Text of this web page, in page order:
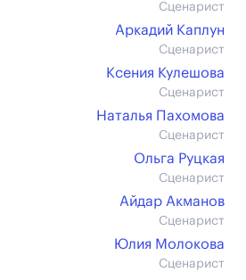
Сценарист
Аркадий Каплун
Сценарист
Ксения Кулешова
Сценарист
Наталья Пахомова
Сценарист
Ольга Руцкая
Сценарист
Айдар Акманов
Сценарист
Юлия Молокова
Сценарист